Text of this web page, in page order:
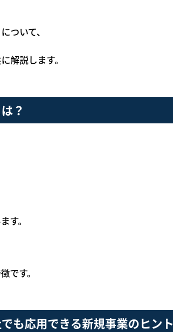
ついて、
解説します。
？
す。
です。
も応用できる新規事業のヒント